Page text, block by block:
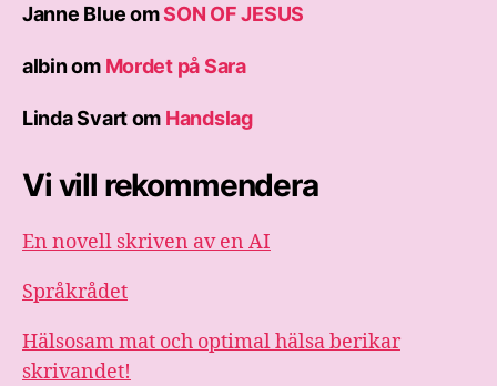
Janne BlueomSON OF JESUS
albinom Mordet på Sara
Linda Svartom Handslag
Vi vill rekommendera
En novell skriven av en AI
Språkrådet
Hälsosam mat och optimal hälsa berikar
skrivandet!